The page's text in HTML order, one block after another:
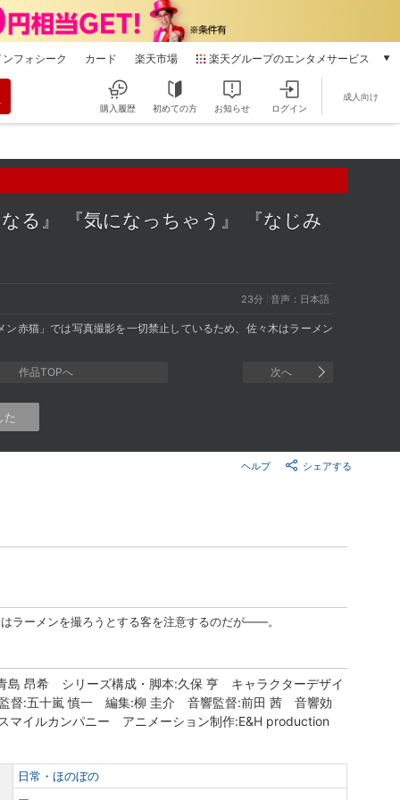
ンフォシーク カード 楽天市場 楽天グループのエンタメサービス
本/ゲーム/CD/DVD
電子書籍
雑誌読み放題
楽天マガジン
動画配信
動画配信ガイド
購入履歴 初めての方 お知らせ ログイン
成人向け
る』 『気になっちゃう』 『なじみ
23分 音声：日本語
赤猫」では写真撮影を一切禁止しているため、佐々木はラーメン
作品TOPへ 次へ
た
シェアする
ヘルプ
ラーメンを撮ろうとする客を注意するのだが――。
島 昂希 シリーズ構成・脚本:久保 亨 キャラクターデザイ
督:五十嵐 慎一 編集:柳 圭介 音響監督:前田 茜 音響効
イルカンパニー アニメーション制作:E&H production
日常・ほのぼの